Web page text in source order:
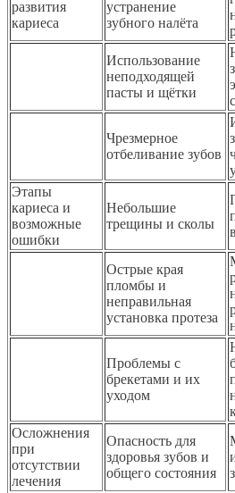
развития
кариеса
устранение
зубного налёта
Использование
неподходящей
пасты и щётки
Чрезмерное
отбеливание зубов
Этапы
кариеса и
возможные
ошибки
Небольшие
трещины и сколы
Острые края
пломбы и
неправильная
установка протеза
Проблемы с
брекетами и их
уходом
Осложнения
при
отсутствии
лечения
Опасность для
здоровья зубов и
общего состояния